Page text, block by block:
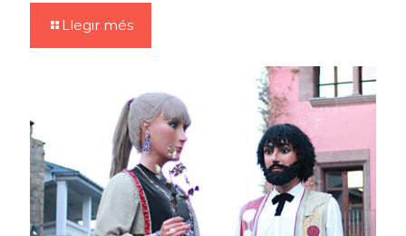
Llegir més